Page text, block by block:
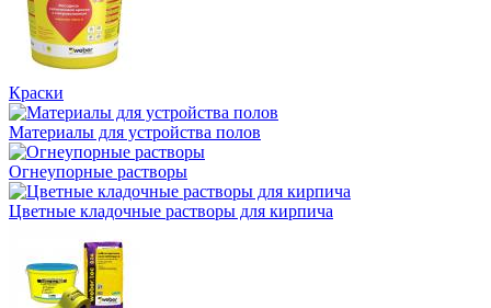
Краски
Материалы для устройства полов
Огнеупорные растворы
Цветные кладочные растворы для кирпича